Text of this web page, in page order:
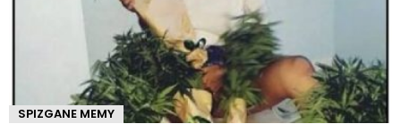
SPIZGANE MEMY